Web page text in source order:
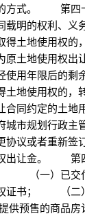
方式。 第四
载明的权利
土地使用权的
原土地使用权出
使用年限后的
地使用权的，
合同约定的土地
城市规划行政主
议或者重新签
出让金。 第
（一）已交
证书； （二
预售的商品房